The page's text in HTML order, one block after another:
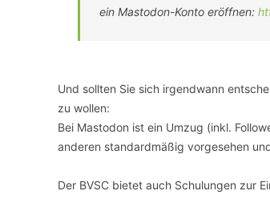
ein Mastodon-Konto eröffnen:
Und sollten Sie sich irgendwann
zu wollen:
Bei Mastodon ist ein Umzug (inkl.
anderen standardmäßig vorgesehen
Der BVSC bietet auch Schulungen zur